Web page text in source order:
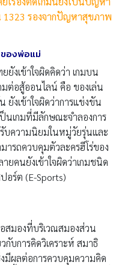
รองจากปัญหาสุขภาพ
ของพ่อแม่
งเข้าใจผิดคิดว่า เกมบน
ต่อสู้ออนไลน์ คือ ของเล่น
ยังเข้าใจผิดว่าการแข่งขัน
นเกมที่มีลักษณะจำลองการ
บความนิยมในหมู่วัยรุ่นและ
ารถควบคุมตัวละครฮีโร่ของ
ยคนยังเข้าใจผิดว่าเกมชนิด
อร์ต (E-Sports)
สมองที่บริเวณสมองส่วน
บการคิดวิเคราะห์ สมาธิ
มีผลต่อการควบคุมความคิด